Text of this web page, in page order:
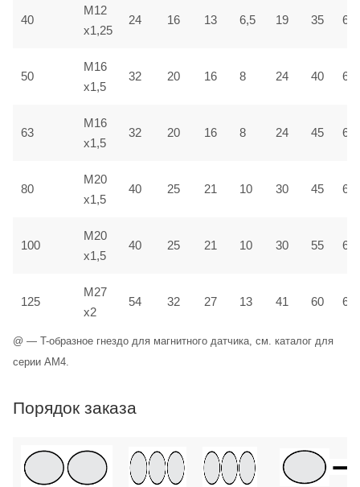
40
M12
x1,25
24 16 13 6,5 19 35 6,5
50
M16
x1,5
32 20 16 8 24 40 6,5
63
M16
x1,5
32 20 16 8 24 45 6,5
80
M20
x1,5
40 25 21 10 30 45 6,5
100
M20
x1,5
40 25 21 10 30 55 6,5
125
M27
x2
54 32 27 13 41 60 6,5
@ — T-образное гнездо для магнитного датчика, см. каталог для
серии AM4.
Порядок заказа